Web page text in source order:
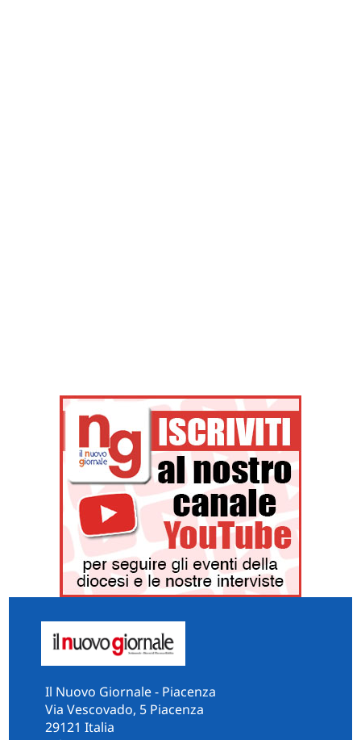
Il Nuovo Giornale - Piacenza
Via Vescovado, 5 Piacenza
29121 Italia